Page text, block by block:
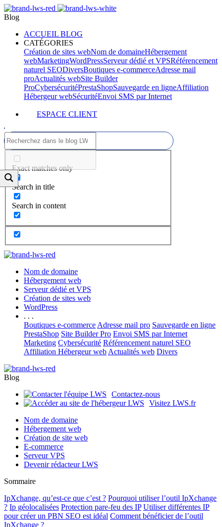
Blog
ACCUEIL BLOG
CATÉGORIES
Création de sites webNom de domaineHébergement
webMarketingWordPressServeur dédié et VPSRéférencement
naturel SEODiversBoutiques e-commerceAdresse mail
proActualités webSite Builder
ProCybersécuritéPrestaShopSauvegarde en ligneAffiliation
Hébergeur webSécuritéEnvoi SMS par Internet
ESPACE CLIENT
Exact matches only
Search in title
Search in content
Nom de domaine
Hébergement web
Serveur dédié et VPS
Création de sites web
WordPress
. . .
Boutiques e-commerce Adresse mail pro Sauvegarde en ligne
PrestaShop Site Builder Pro Envoi SMS par Internet
Marketing Cybersécurité Référencement naturel SEO
Affiliation Hébergeur web Actualités web Divers
Blog
Contactez-nous
Visitez LWS.fr
Nom de domaine
Hébergement web
Création de site web
E-commerce
Serveur VPS
Devenir rédacteur LWS
Sommaire
IpXchange, qu’est-ce que c’est ? Pourquoi utiliser l’outil IpXchange
? Ip géolocalisées Protection pare-feu des IP Utiliser différentes IP
pour créer un PBN SEO est idéal Comment bénéficier de l’outil
IpXchange ?